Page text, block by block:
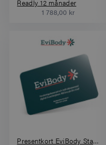
Readly 12 månader
1 788,00 kr
Presentkort EviBody Standard